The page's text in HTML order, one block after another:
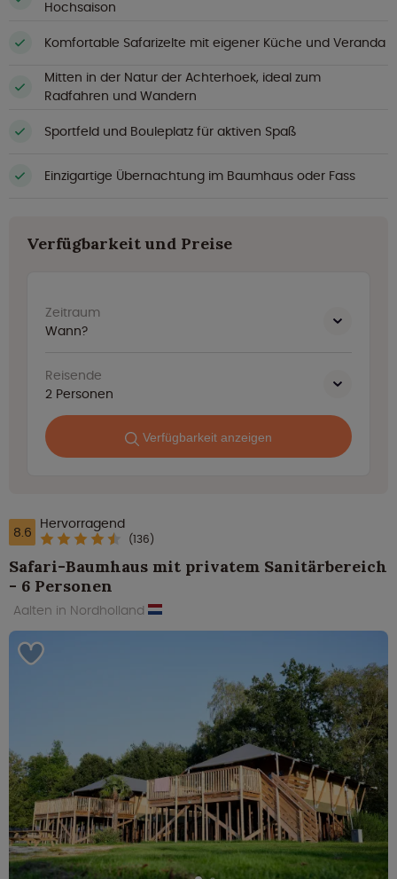
Hochsaison
Komfortable Safarizelte mit eigener Küche und Veranda
Mitten in der Natur der Achterhoek, ideal zum
Radfahren und Wandern
Sportfeld und Bouleplatz für aktiven Spaß
Einzigartige Übernachtung im Baumhaus oder Fass
Verfügbarkeit und Preise
Zeitraum
Wann?
Reisende
2 Personen
Verfügbarkeit anzeigen
8.6 Hervorragend
(136)
Safari-Baumhaus mit privatem Sanitärbereich
- 6 Personen
Aalten in Nordholland